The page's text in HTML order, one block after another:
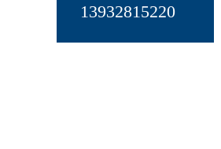
13932815220